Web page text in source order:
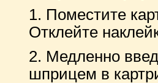
1. Поместите
Отклейте
2. Медленно
шприцем в